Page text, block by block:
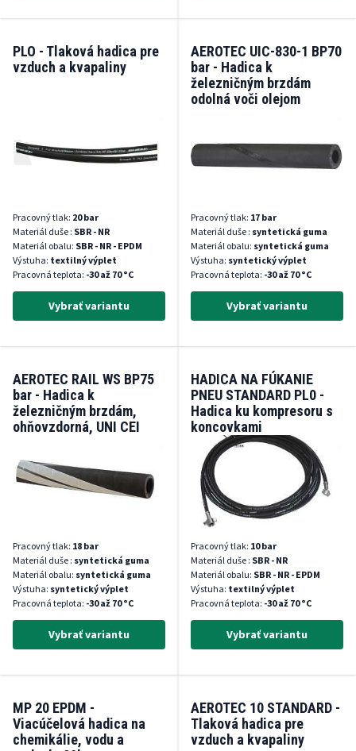
PLO - Tlaková hadica pre
vzduch a kvapaliny
Pracovný tlak: 20 bar
Materiál duše : SBR - NR
Materiál obalu: SBR - NR - EPDM
Výstuha: textilný výplet
Pracovná teplota: -30 až 70 °C
Vybrať variantu
AEROTEC UIC-830-1 BP70
bar - Hadica k
železničným brzdám
odolná voči olejom
Pracovný tlak: 17 bar
Materiál duše : syntetická guma
Materiál obalu: syntetická guma
Výstuha: syntetický výplet
Pracovná teplota: -30 až 70 °C
Vybrať variantu
AEROTEC RAIL WS BP75
bar - Hadica k
železničným brzdám,
ohňovzdorná, UNI CEI
Pracovný tlak: 18 bar
Materiál duše : syntetická guma
Materiál obalu: syntetická guma
Výstuha: syntetický výplet
Pracovná teplota: -30 až 70 °C
Vybrať variantu
HADICA NA FÚKANIE
PNEU STANDARD PL0 -
Hadica ku kompresoru s
koncovkami
Pracovný tlak: 10 bar
Materiál duše : SBR - NR
Materiál obalu: SBR - NR - EPDM
Výstuha: textilný výplet
Pracovná teplota: -30 až 70 °C
Vybrať variantu
MP 20 EPDM -
Viacúčelová hadica na
chemikálie, vodu a
AEROTEC 10 STANDARD -
Tlaková hadica pre
vzduch a kvapaliny